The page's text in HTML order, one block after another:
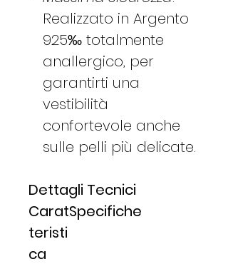
Realizzato in Argento
925‰ totalmente
anallergico, per
garantirti una
vestibilità
confortevole anche
sulle pelli più delicate.
Dettagli Tecnici
Carat
teristi
ca
Specifiche